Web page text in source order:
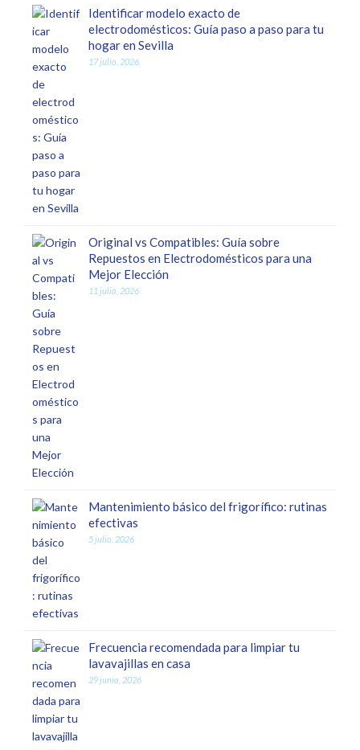
Identificar modelo exacto de
electrodomésticos: Guía paso a paso para tu
hogar en Sevilla
17 julio, 2026
Original vs Compatibles: Guía sobre
Repuestos en Electrodomésticos para una
Mejor Elección
11 julio, 2026
Mantenimiento básico del frigorífico: rutinas
efectivas
5 julio, 2026
Frecuencia recomendada para limpiar tu
lavavajillas en casa
29 junio, 2026